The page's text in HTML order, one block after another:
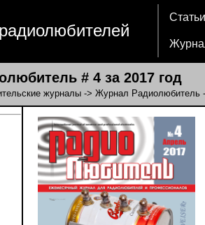
Статьи
# 4 за 2017 год
журналы -> Журнал Радиолюбитель